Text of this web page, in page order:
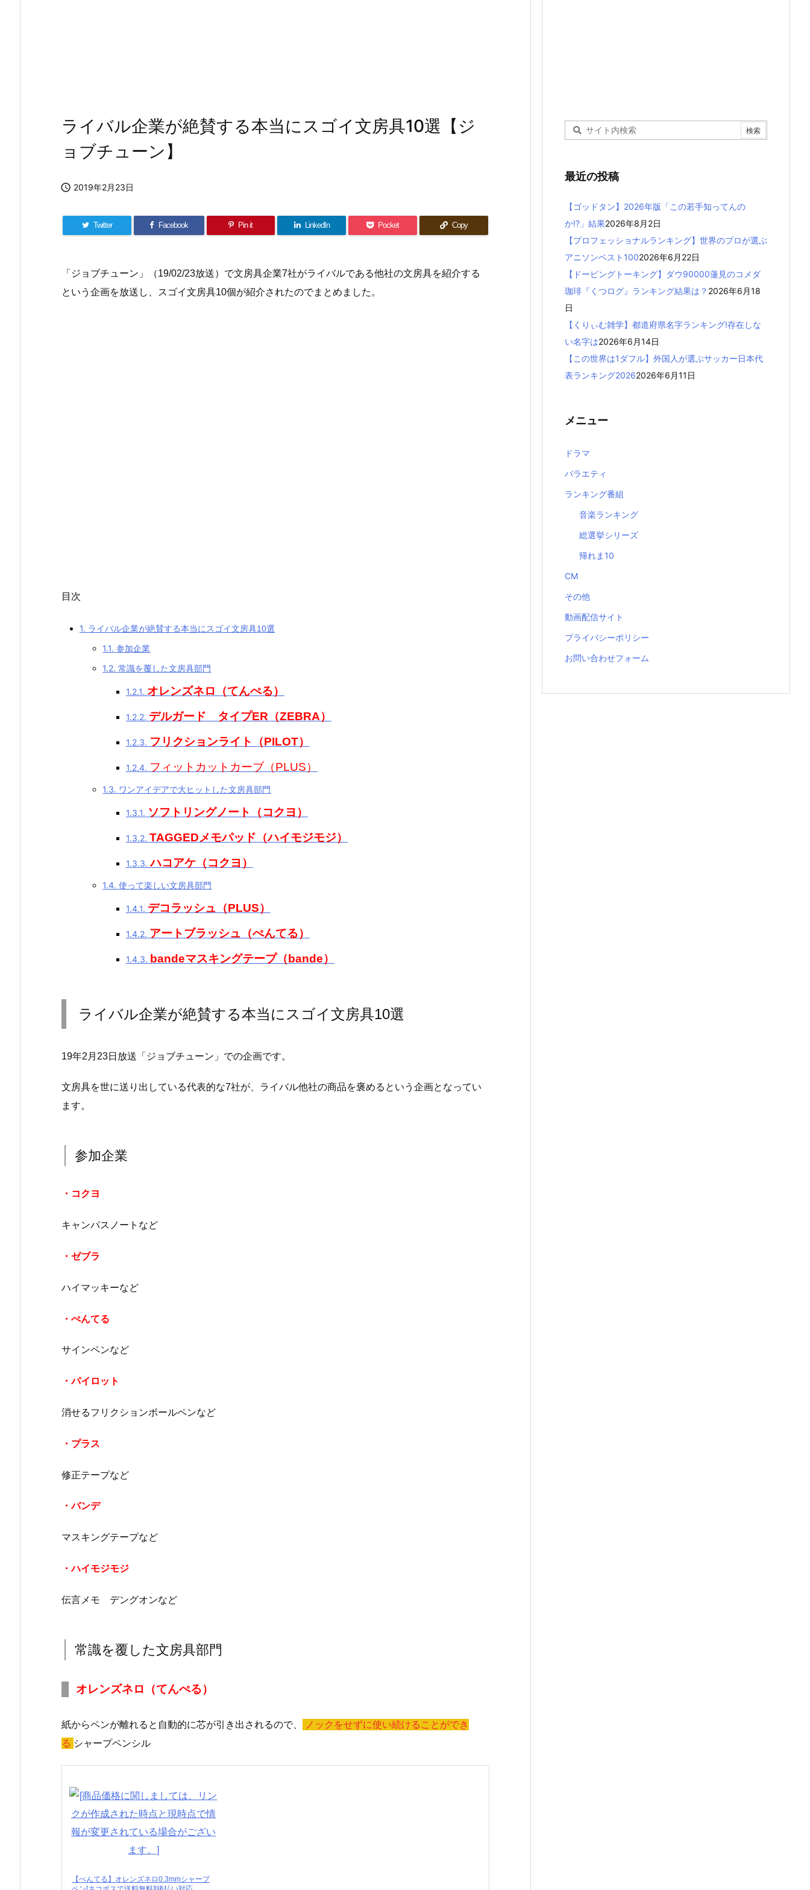
ライバル企業が絶賛する本当にスゴイ文房具10選【ジ
ョブチューン】
 2019年2月23日
Twitter Facebook Pin it LinkedIn Pocket Copy
「ジョブチューン」（19/02/23放送）で文房具企業7社がライバルである他社の文房具を紹介する
という企画を放送し、スゴイ文房具10個が紹介されたのでまとめました。
目次
1. ライバル企業が絶賛する本当にスゴイ文房具10選
1.1. 参加企業
1.2. 常識を覆した文房具部門
1.2.1. オレンズネロ（てんぺる）
1.2.2. デルガード タイプER（ZEBRA）
1.2.3. フリクションライト（PILOT）
1.2.4. フィットカットカーブ（PLUS）
1.3. ワンアイデアで大ヒットした文房具部門
1.3.1. ソフトリングノート（コクヨ）
1.3.2. TAGGEDメモパッド（ハイモジモジ）
1.3.3. ハコアケ（コクヨ）
1.4. 使って楽しい文房具部門
1.4.1. デコラッシュ（PLUS）
1.4.2. アートブラッシュ（ぺんてる）
1.4.3. bandeマスキングテープ（bande）
ライバル企業が絶賛する本当にスゴイ文房具10選
19年2月23日放送「ジョブチューン」での企画です。
文房具を世に送り出している代表的な7社が、ライバル他社の商品を褒めるという企画となってい
ます。
参加企業
・コクヨ
キャンパスノートなど
・ゼブラ
ハイマッキーなど
・ぺんてる
サインペンなど
・パイロット
消せるフリクションボールペンなど
・プラス
修正テープなど
・バンデ
マスキングテープなど
・ハイモジモジ
伝言メモ デングオンなど
常識を覆した文房具部門
オレンズネロ（てんぺる）
紙からペンが離れると自動的に芯が引き出されるので、
ノックをせずに使い続けることができ
る シャープペンシル
【ぺんてる】オレンズネロ0.3mmシャープ
最近の投稿
【ゴッドタン】2026年版「この若手知ってんの
か!?」結果2026年8月2日
【プロフェッショナルランキング】世界のプロが選ぶ
アニソンベスト1002026年6月22日
【ドーピングトーキング】ダウ90000蓮見のコメダ
珈琲『くつログ』ランキング結果は？ 2026年6月18
日
【くりぃむ雑学】都道府県名字ランキング!存在しな
い名字は2026年6月14日
【この世界は1ダフル】外国人が選ぶサッカー日本代
表ランキング20262026年6月11日
メニュー
ドラマ
バラエティ
ランキング番組
音楽ランキング
総選挙シリーズ
帰れま10
CM
その他
動画配信サイト
プライバシーポリシー
お問い合わせフォーム